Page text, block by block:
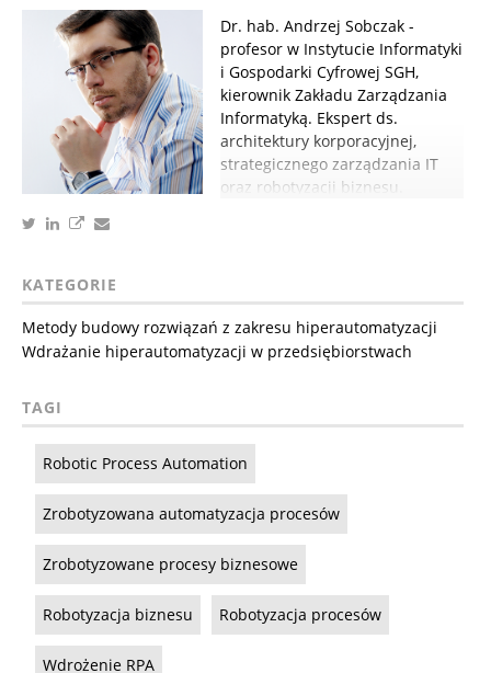
Dr. hab. Andrzej Sobczak -
profesor w Instytucie Informatyki
i Gospodarki Cyfrowej SGH,
kierownik Zakładu Zarządzania
Informatyką. Ekspert ds.
architektury korporacyjnej,
strategicznego zarządzania IT
oraz robotyzacji biznesu.
KATEGORIE
Metody budowy rozwiązań z zakresu hiperautomatyzacji
Wdrażanie hiperautomatyzacji w przedsiębiorstwach
TAGI
Robotic Process Automation
Zrobotyzowana automatyzacja procesów
Zrobotyzowane procesy biznesowe
Robotyzacja biznesu Robotyzacja procesów
Wdrożenie RPA